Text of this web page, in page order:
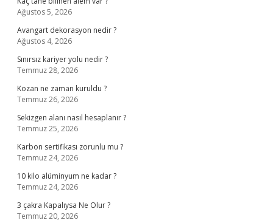
Ağustos 5, 2026
Avangart dekorasyon nedir ?
Ağustos 4, 2026
Sınırsız kariyer yolu nedir ?
Temmuz 28, 2026
Kozan ne zaman kuruldu ?
Temmuz 26, 2026
Sekizgen alanı nasıl hesaplanır ?
Temmuz 25, 2026
Karbon sertifikası zorunlu mu ?
Temmuz 24, 2026
10 kilo alüminyum ne kadar ?
Temmuz 24, 2026
3 çakra Kapalıysa Ne Olur ?
Temmuz 20, 2026